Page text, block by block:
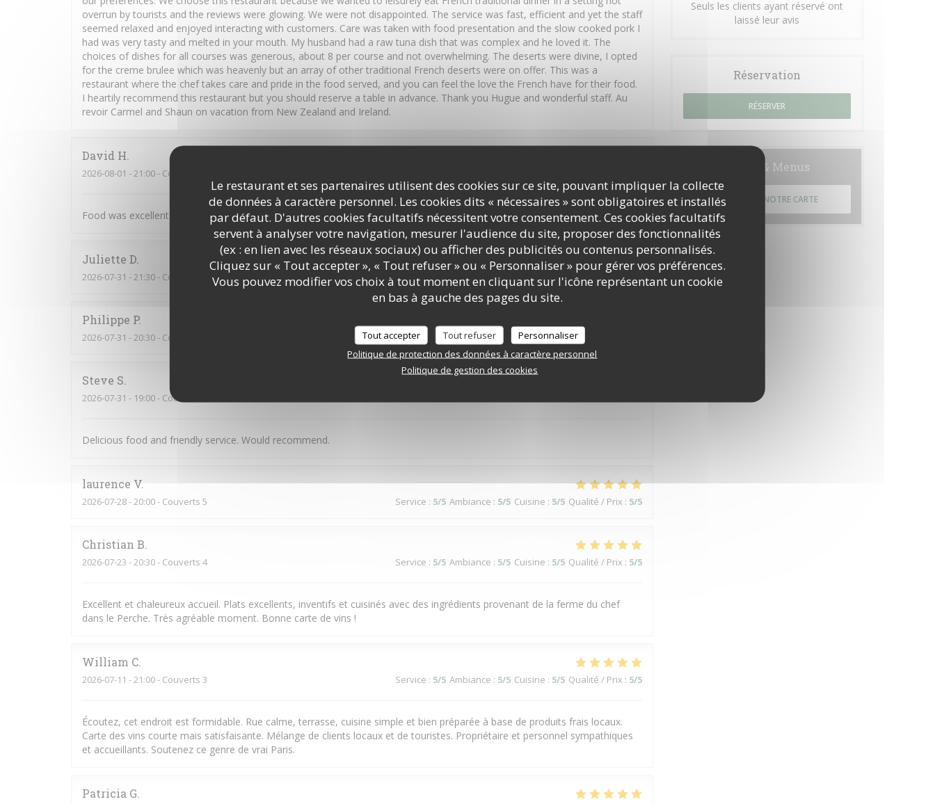
Le restaurant et ses partenaires utilisent des cookies sur ce site, pouvant impliquer la collecte
de données à caractère personnel. Les cookies dits « nécessaires » sont obligatoires et installés
par défaut. D'autres cookies facultatifs nécessitent votre consentement. Ces cookies facultatifs
servent à analyser votre navigation, mesurer l'audience du site, proposer des fonctionnalités
(ex : en lien avec les réseaux sociaux) ou afficher des publicités ou contenus personnalisés.
Cliquez sur « Tout accepter », « Tout refuser » ou « Personnaliser » pour gérer vos préférences.
Vous pouvez modifier vos choix à tout moment en cliquant sur l'icône représentant un cookie
en bas à gauche des pages du site.
Tout accepter Tout refuser
Personnaliser
Politique de protection des données à caractère personnel
Politique de gestion des cookies
overrun by tourists and the reviews were glowing. We were not disappointed. The service was fast, efficient and yet the staff
seemed relaxed and enjoyed interacting with customers. Care was taken with food presentation and the slow cooked pork I
had was very tasty and melted in your mouth. My husband had a raw tuna dish that was complex and he loved it. The
choices of dishes for all courses was generous, about 8 per course and not overwhelming. The deserts were divine, I opted
for the creme brulee which was heavenly but an array of other traditional French deserts were on offer. This was a
restaurant where the chef takes care and pride in the food served, and you can feel the love the French have for their food.
I heartily recommend this restaurant but you should reserve a table in advance. Thank you Hugue and wonderful staff. Au
revoir Carmel and Shaun on vacation from New Zealand and Ireland.
David H
2026-08-01 - 21:00 - Couverts 5
Food was excellent. Not a tourist trap. Just great food on an ever changing menu.
Juliette D
2026-07-31 - 21:30 - Couverts 2 Service:5/5 Ambiance: 5/5 Cuisine: 4 /5 Qualité / Prix: 4/5
Philippe P
2026-07-31 - 20:30 - Couverts 3 Service /5 Ambiance: Cuisine:4/5 Qualité / Prix
Steve S
2026-07-31 - 19:00 - Couverts 2
Delicious food and friendly service. Would recommend.
laurence V
2026-07-28- 20:00 - Couverts 5 Service : 5/5 Ambiance : 5/5 Cuisine : 5/5 Qualité / Prix : 5/5
Christian B
2026-07-23 - 20:30 - Couverts 4 Service : 5/5 Ambiance : 5/5 Cuisine : 5/5 Qualité / Prix : 5/5
Excellent et chaleureux accueil. Plats excellents, inventifs et cuisinés avec des ingrédients provenant de la ferme du chef
dans le Perche. Très agréable moment. Bonne carte de vins !
William C
2026-07-11 - 21:00 - Couverts 3 Service : 5/5 Ambiance : 5/5 Cuisine : 5/5 Qualité / Prix : 5/5
Écoutez, cet endroit est formidable. Rue calme, terrasse, cuisine simple et bien préparée à base de produits frais locaux.
Carte des vins courte mais satisfaisante. Mélange de clients locaux et de touristes. Propriétaire et personnel sympathiques
et accueillants. Soutenez ce genre de vrai Paris.
Patricia G
Seuls les clients ayant réservé ont
laissé leur avis
Réservation
RÉSERVER
Cartes & Menus
DÉCOUVRIR NOTRE CARTE